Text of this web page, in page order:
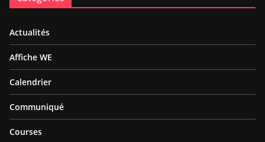
Actualités
Affiche WE
Calendrier
Communiqué
Courses